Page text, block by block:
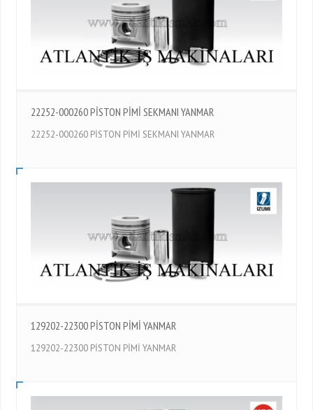
22252-000260 PİSTON PİMİ SEKMANI YANMAR
22252-000260 PİSTON PİMİ SEKMANI YANMAR
129202-22300 PİSTON PİMİ YANMAR
129202-22300 PİSTON PİMİ YANMAR